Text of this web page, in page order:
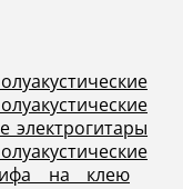
электрогитары
на клею